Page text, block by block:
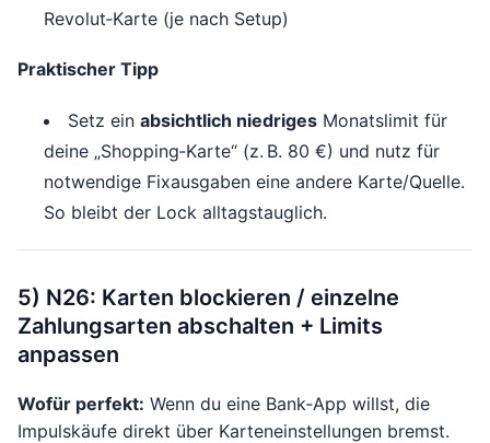
Revolut‑Karte (je nach Setup)
Praktischer Tipp
Setz ein absichtlich niedriges Monatslimit für
deine „Shopping‑Karte“ (z. B. 80 €) und nutz für
notwendige Fixausgaben eine andere Karte/Quelle.
So bleibt der Lock alltagstauglich.
5) N26: Karten blockieren / einzelne
Zahlungsarten abschalten + Limits
anpassen
Wofür perfekt: Wenn du eine Bank‑App willst, die
Impulskäufe direkt über Karteneinstellungen bremst.